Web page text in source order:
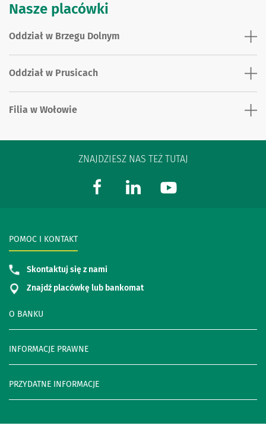
Nasze placówki
Oddział w Brzegu Dolnym
Oddział w Prusicach
Filia w Wołowie
ZNAJDZIESZ NAS TEŻ TUTAJ
O BANKU
INFORMACJE PRAWNE
PRZYDATNE INFORMACJE
POMOC I KONTAKT
Skontaktuj się z nami
Znajdź placówkę lub bankomat